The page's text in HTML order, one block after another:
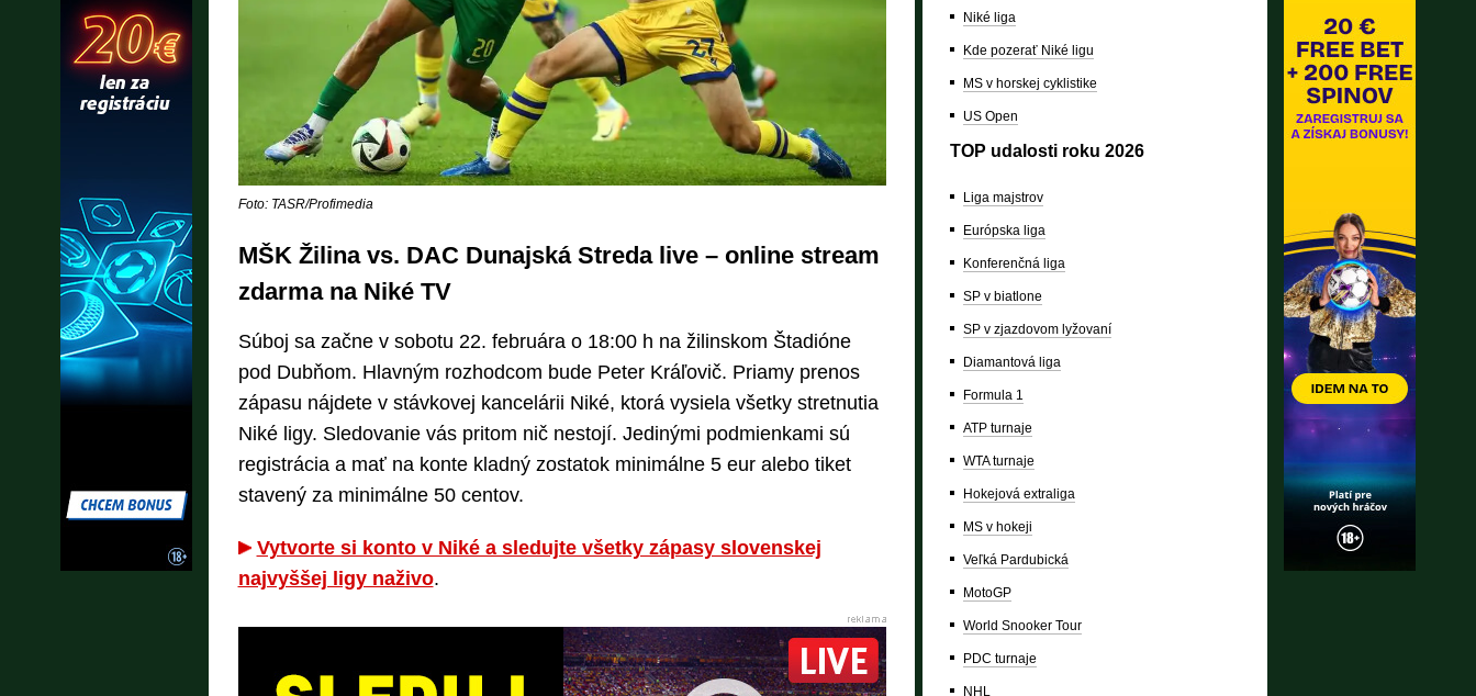
Foto: TASR/Profimedia
MŠK Žilina vs. DAC Dunajská Streda live – online stream
zdarma na Niké TV
Súboj sa začne v sobotu 22. februára o 18:00 h na žilinskom Štadióne
pod Dubňom. Hlavným rozhodcom bude Peter Kráľovič. Priamy prenos
zápasu nájdete v stávkovej kancelárii Niké, ktorá vysiela všetky stretnutia
Niké ligy. Sledovanie vás pritom nič nestojí. Jedinými podmienkami sú
registrácia a mať na konte kladný zostatok minimálne 5 eur alebo tiket
stavený za minimálne 50 centov.
Vytvorte si konto v Niké a sledujte všetky zápasy slovenskej
najvyššej ligy naživo.
Niké liga
Kde pozerať Niké ligu
MS v horskej cyklistike
US Open
TOP udalosti roku 2026
Liga majstrov
Európska liga
Konferenčná liga
SP v biatlone
SP v zjazdovom lyžovaní
Diamantová liga
Formula 1
ATP turnaje
WTA turnaje
Hokejová extraliga
MS v hokeji
Veľká Pardubická
MotoGP
World Snooker Tour
PDC turnaje
NHL